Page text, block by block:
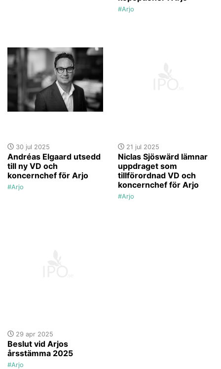
#Arjo
30 jul 2025
Andréas Elgaard utsedd
till ny VD och
koncernchef för Arjo
#Arjo
21 jul 2025
Niclas Sjöswärd lämnar
uppdraget som
tillförordnad VD och
koncernchef för Arjo
#Arjo
29 apr 2025
Beslut vid Arjos
årsstämma 2025
#Arjo